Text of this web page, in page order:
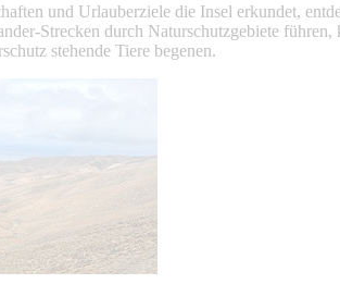
und Urlauberziele die Insel erkundet,
Strecken durch Naturschutzgebiete
stehende Tiere begenen.